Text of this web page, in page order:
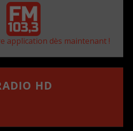
application dès maintenant !
HD